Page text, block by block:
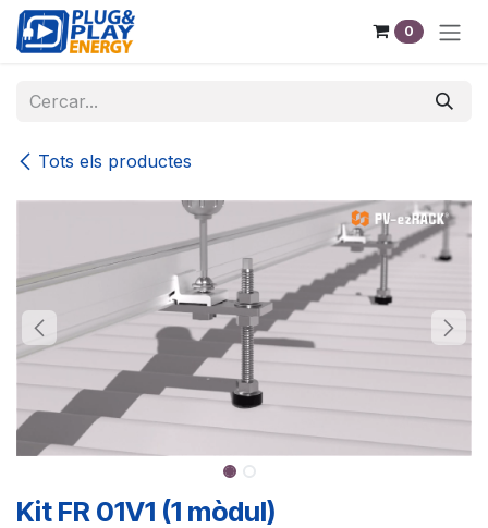
Skip to Content
0
Tots els productes
Kit FR 01V1 (1 mòdul)